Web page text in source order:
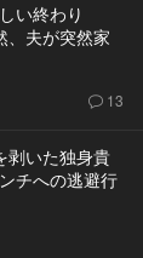
い終わり
、夫が突然家
13
剥いた独身貴
チへの逃避行